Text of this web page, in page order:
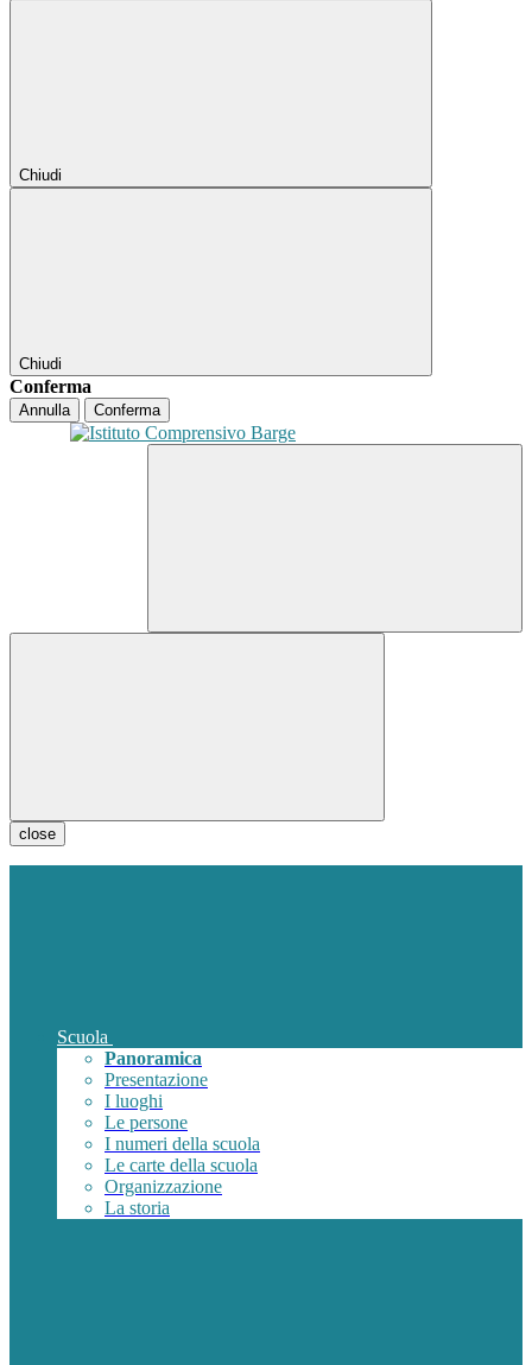
Chiudi
Chiudi
Conferma
Annulla Conferma
close
Scuola
Panoramica
Presentazione
I luoghi
Le persone
I numeri della scuola
Le carte della scuola
Organizzazione
La storia